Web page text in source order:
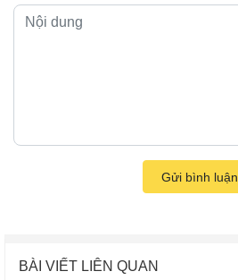
Gửi bình luận
BÀI VIẾT LIÊN QUAN